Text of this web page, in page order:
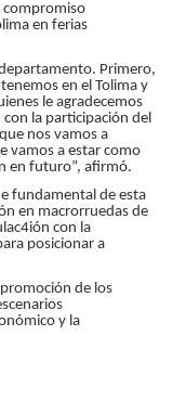
compromiso
en ferias
Primero,
en el Tolima y
le agradecemos
la participación del
nos vamos a
vamos a estar como
en futuro”, afirmó.
fundamental de esta
en macrorruedas de
con la
posicionar a
de los
y la